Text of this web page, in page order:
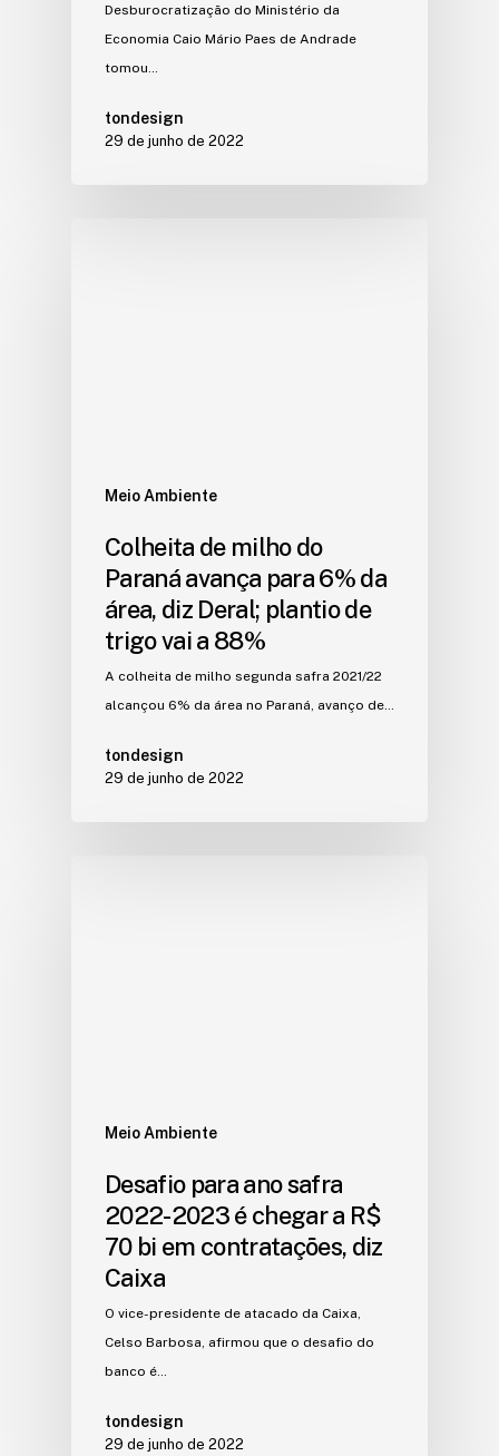
Desburocratização do Ministério da
Economia Caio Mário Paes de Andrade
tomou…
tondesign
29 de junho de 2022
Meio Ambiente
Colheita de milho do
Paraná avança para 6% da
área, diz Deral; plantio de
trigo vai a 88%
A colheita de milho segunda safra 2021/22
alcançou 6% da área no Paraná, avanço de…
tondesign
29 de junho de 2022
Meio Ambiente
Desafio para ano safra
2022-2023 é chegar a R$
70 bi em contratações, diz
Caixa
O vice-presidente de atacado da Caixa,
Celso Barbosa, afirmou que o desafio do
banco é…
tondesign
29 de junho de 2022